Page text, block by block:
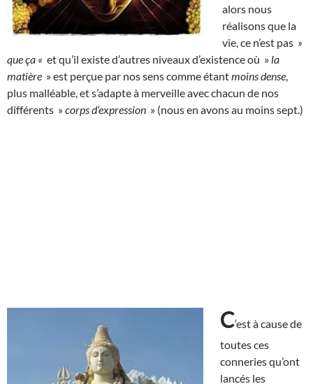
alors nous
réalisons que la
vie, ce n’est pas »
que ça « et qu’il existe d’autres niveaux d’existence où » la
matière » est perçue par nos sens comme étantmoins dense
plus malléable, et s’adapte à merveille avec chacun de nos
différents »corps d’expression » (nous en avons au moins sept.)
C‘est à cause de
toutes ces
conneries qu’ont
lancés les